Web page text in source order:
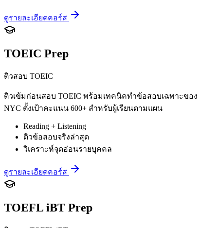
ดูรายละเอียดคอร์ส
TOEIC Prep
ติวสอบ TOEIC
ติวเข้มก่อนสอบ TOEIC พร้อมเทคนิคทำข้อสอบเฉพาะของ
NYC ตั้งเป้าคะแนน 600+ สำหรับผู้เรียนตามแผน
Reading + Listening
ติวข้อสอบจริงล่าสุด
วิเคราะห์จุดอ่อนรายบุคคล
ดูรายละเอียดคอร์ส
TOEFL iBT Prep